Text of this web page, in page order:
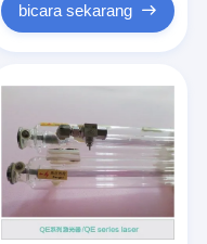
bicara sekarang